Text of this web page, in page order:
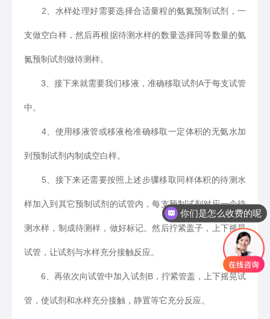
2、水样处理好需要选择合适量程的氨氮预制试剂，一
支做空白样，然后再根据待测水样的数量选择同等数量的氨
氮预制试剂做待测样。
3、接下来就需要我们移液，准确移取试剂A于每支试管
中。
4、使用移液管或移液枪准确移取一定体积的无氨水加
到预制试剂内制成空白样。
5、接下来还需要按照上述步骤移取同样体积的待测水
样加入到其它预制试剂的试管内，每支预制试剂对应一个待
测水样，制成待测样，做好标记。然后拧紧盖子，上下摇晃
试管，让试剂与水样充分接触反应。
6、再依次向试管中加入试剂B，拧紧管盖，上下摇晃试
管，使试剂和水样充分接触，静置等它充分反应。
你们是怎么收费的呢